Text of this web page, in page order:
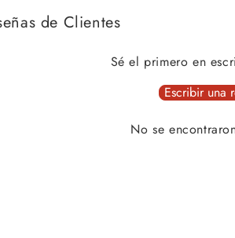
de Clientes
Sé el primero en
Escribir una
No se